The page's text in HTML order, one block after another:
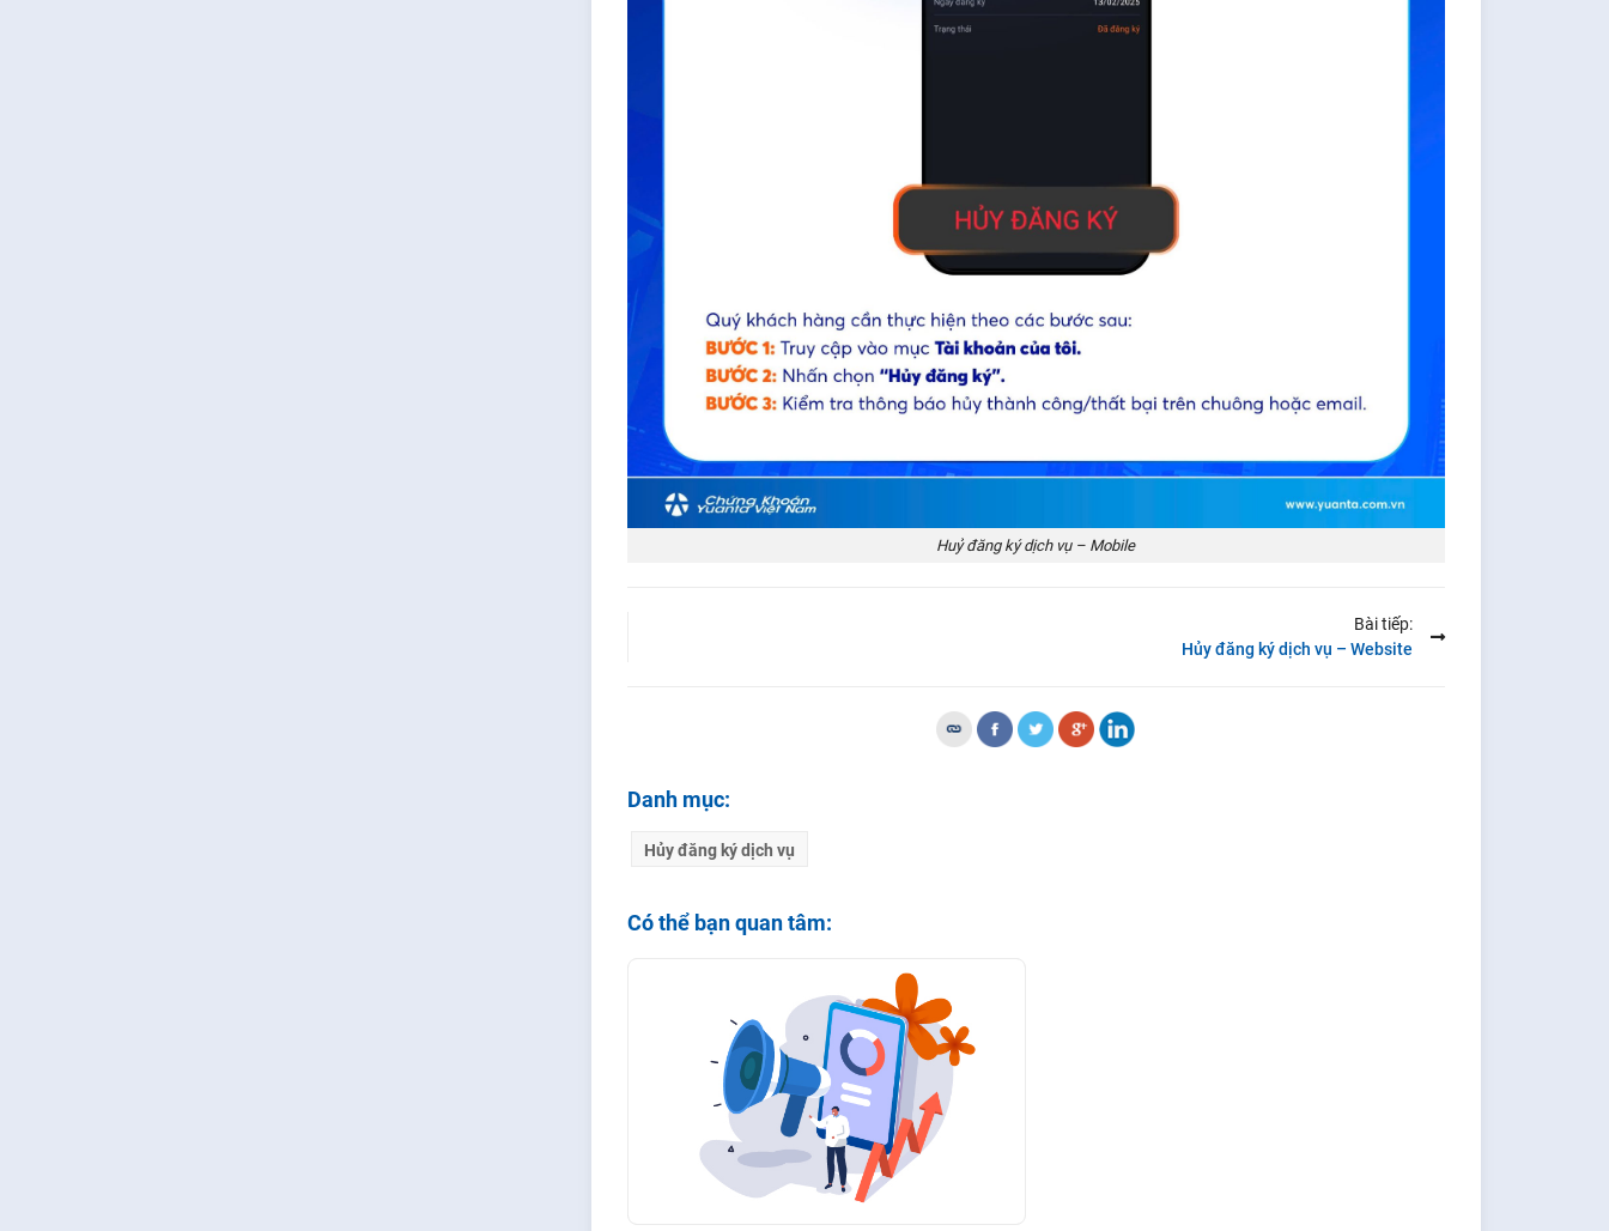
Huỷ đăng ký dịch vụ – Mobile
Bài tiếp:
Hủy đăng ký dịch vụ – Website
Danh mục:
Hủy đăng ký dịch vụ
Có thể bạn quan tâm: